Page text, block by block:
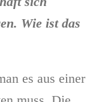
Wie ist das
es aus einer